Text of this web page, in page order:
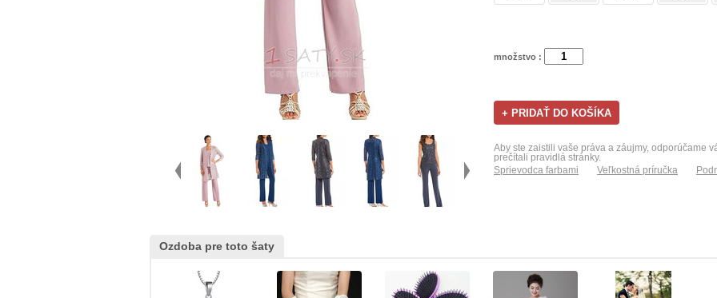
množstvo :
Aby ste zaistili vaše práva a záujmy, odporúčame
prečítali pravidlá stránky.
Sprievodca farbami
Veľkostná príručka
Ozdoba pre toto šaty